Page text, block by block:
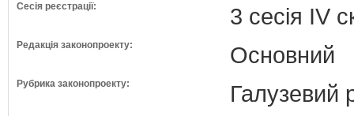
Сесія реєстрації: 3 сесія IV
Редакція законопроекту: Основний
Рубрика законопроекту: Галузевий